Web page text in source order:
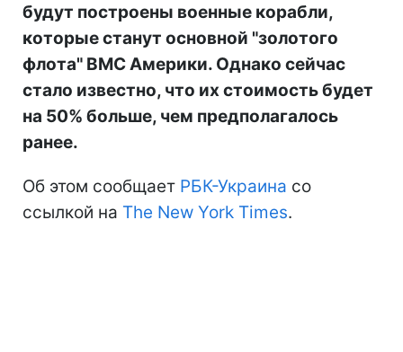
будут построены военные корабли,
которые станут основной "золотого
флота" ВМС Америки. Однако сейчас
стало известно, что их стоимость будет
на 50% больше, чем предполагалось
ранее.
Об этом сообщает РБК-Украина со
ссылкой на The New York Times.